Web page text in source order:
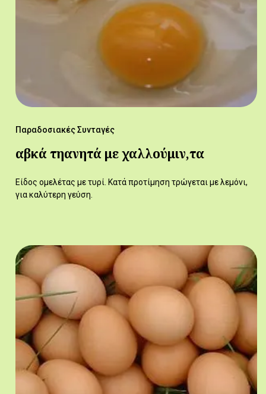
Παραδοσιακές Συνταγές
αβκά τηανητά με χαλλούμιν,τα
Είδος ομελέτας με τυρί. Κατά προτίμηση τρώγεται με λεμόνι,
για καλύτερη γεύση.